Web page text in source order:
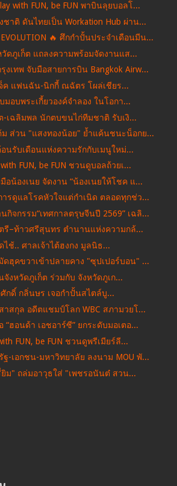
with FUN, be FUN พาบินลุยบอลโ...
าติ ดันไทยเป็น Workation Hub ผ่าน...
EVOLUTION 🔥 ศึกกำปั้นประจำเดือนมีน...
วัดภูเก็ต แถลงความพร้อมจัดงานแส...
งเทพ จับมือสายการบิน Bangkok Airw...
ค แฟนฉัน-นิกกี้ ณฉัตร โผล่เชียร...
มอบพระเกี้ยวองค์จำลอง ในโอกา...
-เฉลิมพล นักตบขนไก่ทีมชาติ รับเงิ...
ส่วน "แสงทองน้อย" ย้ำแค้นชนะน็อกย...
รับเดือนแห่งความรักกับเมนูใหม่...
FUN, be FUN ชวนดูบอลถ้วยเ...
อน้องเนย จัดงาน “น้องเนยให้โชค แ...
ารดูแลโรคหัวใจแต่กำเนิด ตลอดทุกช่ว...
กิจกรรม“เทศกาลตรุษจีนปี 2569” เฉลิ...
รี–ท้าวศรีสุนทร ตำนานแห่งความกล้...
ช้.. ศาลเจ้าไต้ฮงกง มูลนิธ...
ฮุคขวาเข้าปลายคาง "ซุปเปอร์บอน" ...
งหวัดภูเก็ต ร่วมกับ จังหวัดภูเก...
กดิ์ กลิ่นษร เจอกำปั้นสไตล์บู...
สกุล อดีตแชมป์โลก WBC สภามวยโ...
“ฮอนด้า เอชอาร์ซี” ยกระดับมอเตอ...
FUN, be FUN ชวนดูพรีเมียร์ลี...
ฐ-เอกชน-มหาวิทยาลัย ลงนาม MOU พั...
ม" ถล่มอาวุธใส่ "เพชรอนันต๋ สวน...